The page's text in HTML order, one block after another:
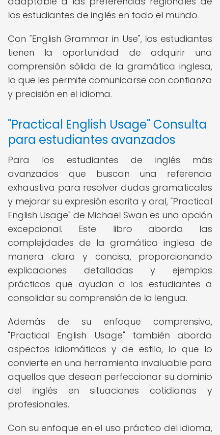
los estudiantes de inglés en todo el mundo.
Con "English Grammar in Use", los estudiantes
tienen la oportunidad de adquirir una
comprensión sólida de la gramática inglesa,
lo que les permite comunicarse con confianza
y precisión en el idioma.
"Practical English Usage" Consulta
para estudiantes avanzados
Para los estudiantes de inglés más
avanzados que buscan una referencia
exhaustiva para resolver dudas gramaticales
y mejorar su expresión escrita y oral, "Practical
English Usage" de Michael Swan es una opción
excepcional. Este libro aborda las
complejidades de la gramática inglesa de
manera clara y concisa, proporcionando
explicaciones detalladas y ejemplos
prácticos que ayudan a los estudiantes a
consolidar su comprensión de la lengua.
Además de su enfoque comprensivo,
"Practical English Usage" también aborda
aspectos idiomáticos y de estilo, lo que lo
convierte en una herramienta invaluable para
aquellos que desean perfeccionar su dominio
del inglés en situaciones cotidianas y
profesionales.
Con su enfoque en el uso práctico del idioma,